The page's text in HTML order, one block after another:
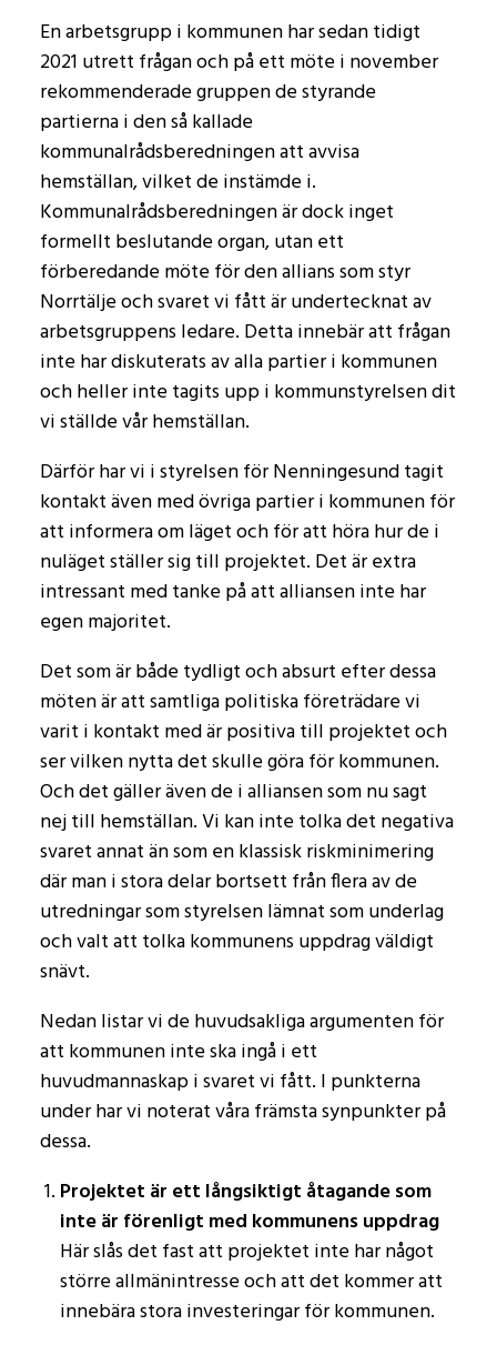
En arbetsgrupp i kommunen har sedan tidigt
2021 utrett frågan och på ett möte i november
rekommenderade gruppen de styrande
partierna i den så kallade
kommunalrådsberedningen att avvisa
hemställan, vilket de instämde i.
Kommunalrådsberedningen är dock inget
formellt beslutande organ, utan ett
förberedande möte för den allians som styr
Norrtälje och svaret vi fått är undertecknat av
arbetsgruppens ledare. Detta innebär att frågan
inte har diskuterats av alla partier i kommunen
och heller inte tagits upp i kommunstyrelsen dit
vi ställde vår hemställan.
Därför har vi i styrelsen för Nenningesund tagit
kontakt även med övriga partier i kommunen för
att informera om läget och för att höra hur de i
nuläget ställer sig till projektet. Det är extra
intressant med tanke på att alliansen inte har
egen majoritet.
Det som är både tydligt och absurt efter dessa
möten är att samtliga politiska företrädare vi
varit i kontakt med är positiva till projektet och
ser vilken nytta det skulle göra för kommunen.
Och det gäller även de i alliansen som nu sagt
nej till hemställan. Vi kan inte tolka det negativa
svaret annat än som en klassisk riskminimering
där man i stora delar bortsett från flera av de
utredningar som styrelsen lämnat som underlag
och valt att tolka kommunens uppdrag väldigt
snävt.
Nedan listar vi de huvudsakliga argumenten för
att kommunen inte ska ingå i ett
huvudmannaskap i svaret vi fått. I punkterna
under har vi noterat våra främsta synpunkter på
dessa.
Projektet är ett långsiktigt åtagande som
inte är förenligt med kommunens uppdrag
Här slås det fast att projektet inte har något
större allmänintresse och att det kommer att
innebära stora investeringar för kommunen.